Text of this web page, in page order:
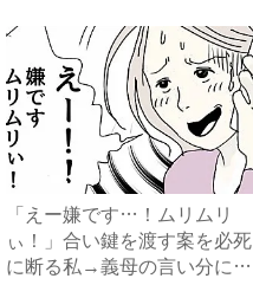
「えー嫌です…！ムリムリ
ぃ！」合い鍵を渡す案を必死
に断る私→義母の言い分にあ